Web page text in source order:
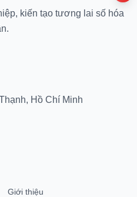
kiến tạo tương lai số hóa
Hồ Chí Minh
Giới thiệu